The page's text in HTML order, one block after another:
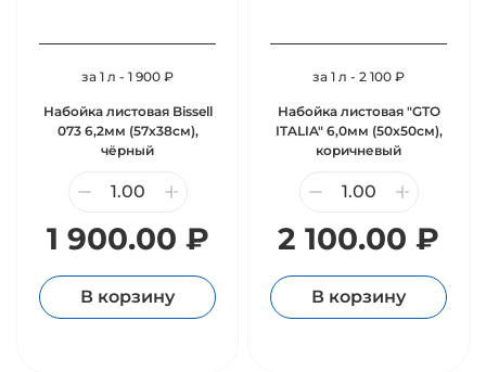
за 1 л - 1 900 ₽
Набойка листовая Bissell
073 6,2мм (57х38см),
чёрный
1 900.00 ₽
В корзину
за 1 л - 2 100 ₽
Набойка листовая "GTO
ITALIA" 6,0мм (50х50см),
коричневый
2 100.00 ₽
В корзину